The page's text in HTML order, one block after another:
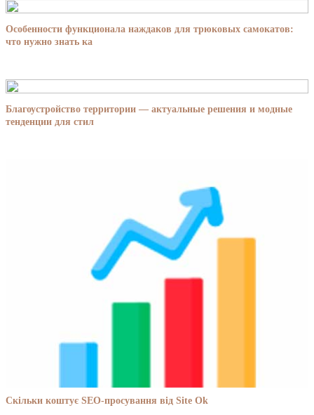
Особенности функционала наждаков для трюковых самокатов:
что нужно знать ка
Благоустройство территории — актуальные решения и модные
тенденции для стил
Скільки коштує SEO-просування від Site Ok